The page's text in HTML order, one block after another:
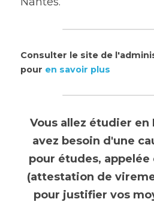
Consulter le site de
pour en savoir plus
Vous allez étudier en
avez besoin d'une
pour études, appelée
(attestation de
pour justifier vos